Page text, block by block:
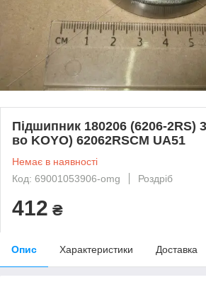
Підшипник 180206 (6206-2RS)
во KOYO) 62062RSCM UA51
Немає в наявності
Код: 69001053906-omg
Роздріб
412 ₴
Опис Характеристики Доставка